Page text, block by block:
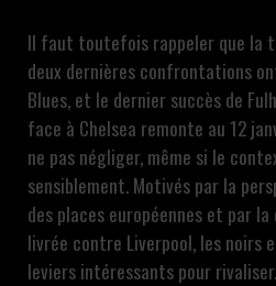
Il faut toutefois rappeler que la
deux dernières confrontations
Blues, et le dernier succès de
face à Chelsea remonte au 12
ne pas négliger, même si le
sensiblement. Motivés par la
des places européennes et par
livrée contre Liverpool, les noirs
leviers intéressants pour rivaliser.